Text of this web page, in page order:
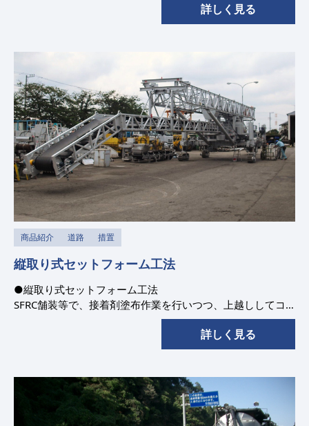
詳しく見る
商品紹介 道路 措置
縦取り式セットフォーム工法
●縦取り式セットフォーム工法
SFRC舗装等で、接着剤塗布作業を行いつつ、上越ししてコ
ンクリートの荷下ろし、材料供給作業を行え、隣接車線の一
詳しく見る